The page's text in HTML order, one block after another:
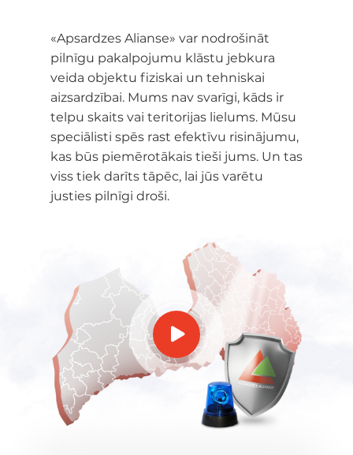
«Apsardzes Alianse» var nodrošināt
pilnīgu pakalpojumu klāstu jebkura
veida objektu fiziskai un tehniskai
aizsardzībai. Mums nav svarīgi, kāds ir
telpu skaits vai teritorijas lielums. Mūsu
speciālisti spēs rast efektīvu risinājumu,
kas būs piemērotākais tieši jums. Un tas
viss tiek darīts tāpēc, lai jūs varētu
justies pilnīgi droši.